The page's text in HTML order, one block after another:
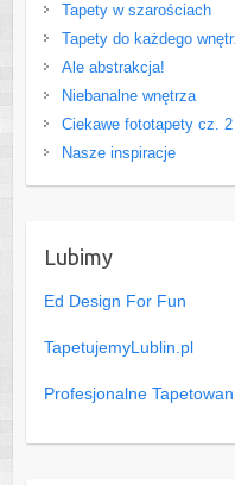
Tapety w szarościach
Tapety do każdego
Ale abstrakcja!
Niebanalne wnętrza
Ciekawe fototapety cz. 2
Nasze inspiracje
Lubimy
Ed Design For Fun
TapetujemyLublin.pl
Profesjonalne